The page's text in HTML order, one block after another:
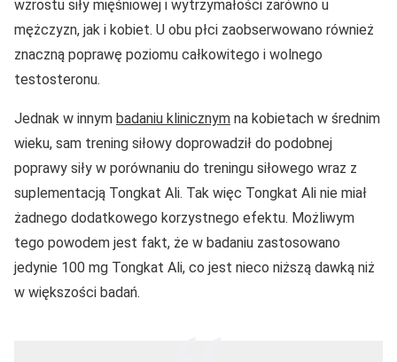
wzrostu siły mięśniowej i wytrzymałości zarówno u
mężczyzn, jak i kobiet. U obu płci zaobserwowano również
znaczną poprawę poziomu całkowitego i wolnego
testosteronu.
Jednak w innym badaniu klinicznym na kobietach w średnim
wieku, sam trening siłowy doprowadził do podobnej
poprawy siły w porównaniu do treningu siłowego wraz z
suplementacją Tongkat Ali. Tak więc Tongkat Ali nie miał
żadnego dodatkowego korzystnego efektu. Możliwym
tego powodem jest fakt, że w badaniu zastosowano
jedynie 100 mg Tongkat Ali, co jest nieco niższą dawką niż
w większości badań.